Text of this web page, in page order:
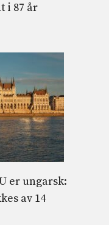
i 87 år
er ungarsk:
av 14